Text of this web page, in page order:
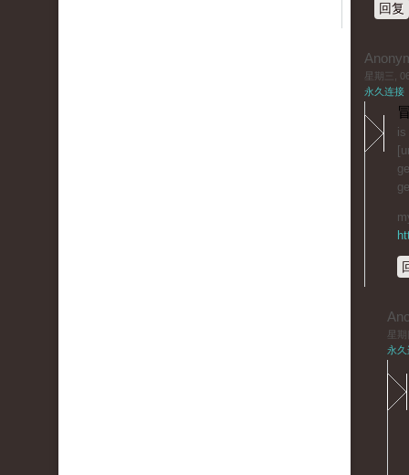
回复
星期三,
永久连接
is
星
永久